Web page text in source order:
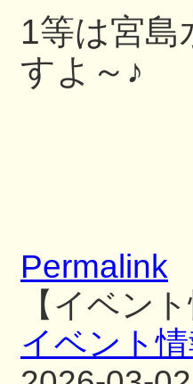
1等は宮
すよ～♪
Permalink
【イベン
イベント情